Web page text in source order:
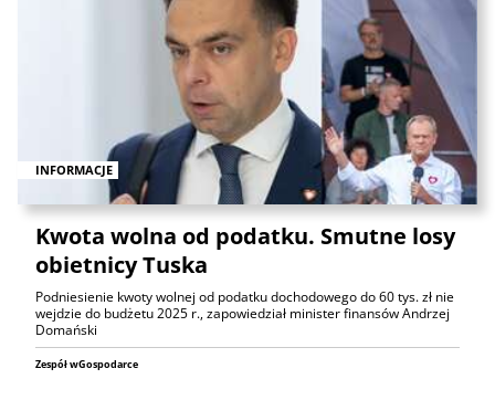
INFORMACJE
Kwota wolna od podatku. Smutne losy
obietnicy Tuska
Podniesienie kwoty wolnej od podatku dochodowego do 60 tys. zł nie
wejdzie do budżetu 2025 r., zapowiedział minister finansów Andrzej
Domański
Zespół wGospodarce